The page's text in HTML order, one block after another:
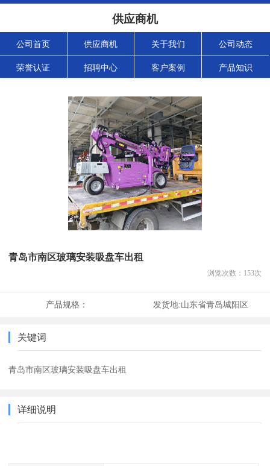
供应商机
公司首页 供应商机 关于我们 公司动态
荣誉认证 招聘中心 客户案例 产品知识
青岛市南区玻璃安装吸盘车出租
浏览次数： 153次
产品规格： 发货地:山东省青岛城阳区
关键词
青岛市南区玻璃安装吸盘车出租
详细说明